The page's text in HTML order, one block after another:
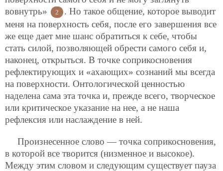
вовнутрь»
2
. Но такое общение, которое выводит
меня на поверхность себя, после его завершения все
же еще дает мне шанс обратиться к себе, чтобы
стать силой, позволяющей обрести самого себя и,
наконец, открыться. В точке соприкосновения
рефлектирующих и «ахающих» сознаний мы всегда
на поверхности. Онтологической ценностью
наделена сама эта точка и, прежде всего, творческое
или критическое указание на нее, а не наша
рефлексия или наслаждение в ней.
Произнесенное слово — точка соприкосновения,
в которой все творится (низменное и высокое).
Между этим словом и следующим существует пауза